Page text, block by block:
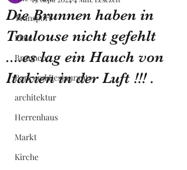
Transport
Platz
Brunnen
Bars und Restaurants
architektur
Herrenhaus
Markt
Kirche
Die Brunnen haben in
Toulouse nicht gefehlt
....es lag ein Hauch von
Itakien in der Luft !!! .